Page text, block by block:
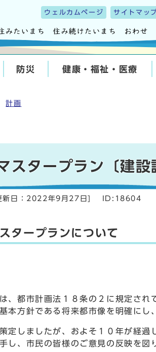
ウェルカムページ サイトマッ
防災 健康・福祉・医療
計画
スタープラン〔建設
新日： 2022年9月27日 ID:18604
タープランについて
都市計画法１８条の２に規定され
本方針である将来都市像を明確にし
しましたが、およそ１０年が経過
し、市民の皆様のご意見の反映を